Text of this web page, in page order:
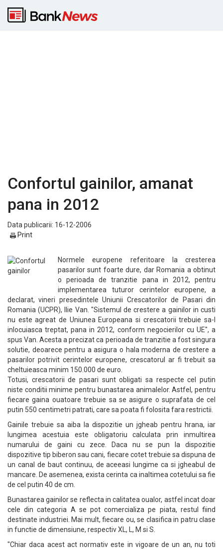
Confortul gainilor, amanat
pana in 2012
Data publicarii: 16-12-2006
Print
Normele europene referitoare la cresterea
pasarilor sunt foarte dure, dar Romania a obtinut
o perioada de tranzitie pana in 2012, pentru
implementarea tuturor cerintelor europene, a
declarat, vineri presedintele Uniunii Crescatorilor de Pasari din
Romania (UCPR), Ilie Van. "Sistemul de crestere a gainilor in custi
nu este agreat de Uniunea Europeana si crescatorii trebuie sa-l
inlocuiasca treptat, pana in 2012, conform negocierilor cu UE", a
spus Van. Acesta a precizat ca perioada de tranzitie a fost singura
solutie, deoarece pentru a asigura o hala moderna de crestere a
pasarilor potrivit cerintelor europene, crescatorul ar fi trebuit sa
cheltuieasca minim 150.000 de euro.
Totusi, crescatorii de pasari sunt obligati sa respecte cel putin
niste conditii minime pentru bunastarea animalelor. Astfel, pentru
fiecare gaina ouatoare trebuie sa se asigure o suprafata de cel
putin 550 centimetri patrati, care sa poata fi folosita fara restrictii.
Gainile trebuie sa aiba la dispozitie un jgheab pentru hrana, iar
lungimea acestuia este obligatoriu calculata prin inmultirea
numarului de gaini cu zece. Daca nu se pun la dispozitie
dispozitive tip biberon sau cani, fiecare cotet trebuie sa dispuna de
un canal de baut continuu, de aceeasi lungime ca si jgheabul de
mancare. De asemenea, exista cerinta ca inaltimea cotetului sa fie
de cel putin 40 de cm.
Bunastarea gainilor se reflecta in calitatea oualor, astfel incat doar
cele din categoria A se pot comercializa pe piata, restul fiind
destinate industriei. Mai mult, fiecare ou, se clasifica in patru clase
in functie de dimensiune, respectiv XL, L, M si S.
"Chiar daca acest act normativ este in vigoare de un an, nu toti